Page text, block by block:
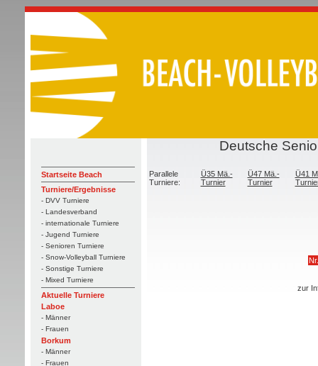
Startseite Beach
Turniere/Ergebnisse
- DVV Turniere
- Landesverband
- internationale Turniere
- Jugend Turniere
- Senioren Turniere
- Snow-Volleyball Turniere
- Sonstige Turniere
- Mixed Turniere
Aktuelle Turniere
Laboe
- Männer
- Frauen
Borkum
- Männer
- Frauen
Deutsche
Parallele
Turniere:
Ü35 Mä.-
Turnier
Ü47 Mä.-
Turnier
Ü41
Nr.
zur